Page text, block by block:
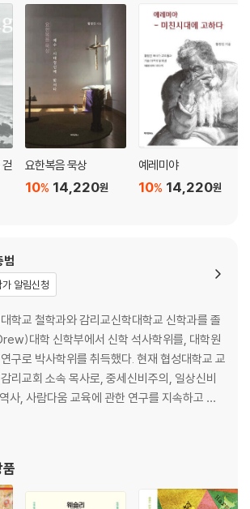
말론
시대, 교리교육의 필요성에 대한 고찰
요한복음 묵상
14,220원
10%
예레미야
14,220원
10%
범
알림신청
학교 철학과와 감리교신학대학교 신학과를 졸
대학 신학부에서 신학 석사학위를, 대학원
구로 박사학위를 취득했다. 현재 협성대학교 교
리교회 소속 목사로, 중세신비주의, 일상신비
사, 사람다움 교육에 관한 연구를 지속하고 있
록 시민단체 (사)대한토종담수어의 교육이사로
민물고기 보호 운동을 하고 있다. 저서로는
걸으라: 이정용 설교집(kmc)』을